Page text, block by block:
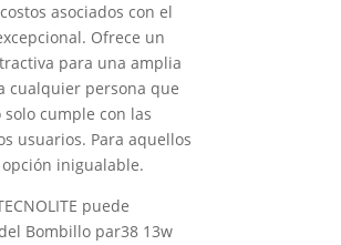
asociados con el
Ofrece un
para una amplia
cualquier persona que
cumple con las
usuarios. Para aquellos
inigualable.
puede
Bombillo par38 13w